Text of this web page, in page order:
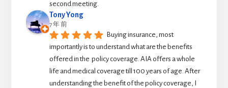
second meeting.
Tony Yong
7 年 前
Buying insurance, most
importantly is to understand what are the benefits
offered in the  policy coverage. AIA offers a whole
life and medical coverage till 100 years of age. After
understanding the benefit of the policy coverage, I